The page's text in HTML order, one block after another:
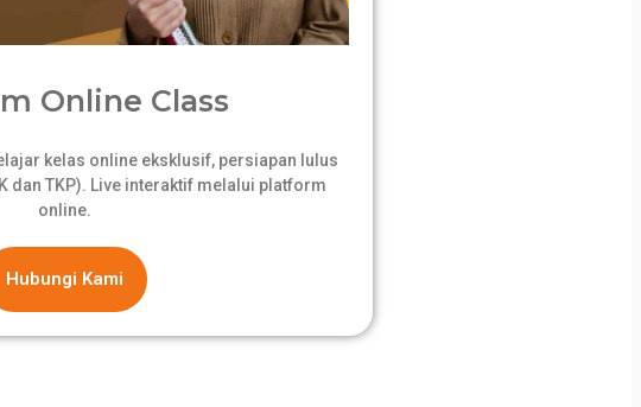
Online Class
kelas online eksklusif, persiapan lulus
dan TKP). Live interaktif melalui platform
online.
Hubungi Kami